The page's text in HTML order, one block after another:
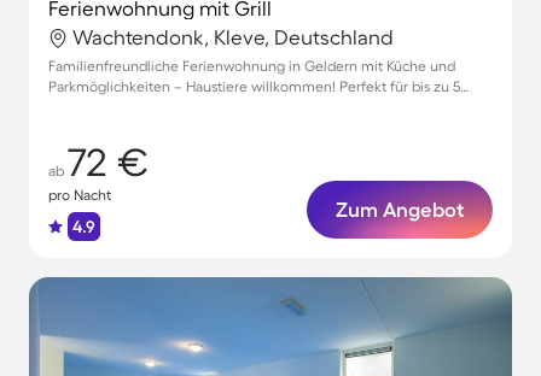
Ferienwohnung mit Grill
Wachtendonk, Kleve, Deutschland
Familienfreundliche Ferienwohnung in Geldern mit Küche und
Parkmöglichkeiten – Haustiere willkommen! Perfekt für bis zu 5
ab 72 €
pro Nacht
4.9
Zum Angebot